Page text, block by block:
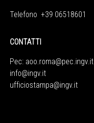
Telefono +39 06518601
CONTATTI
Pec: aoo.roma@pec.ingv.it
info@ingv.it
ufficiostampa@ingv.it